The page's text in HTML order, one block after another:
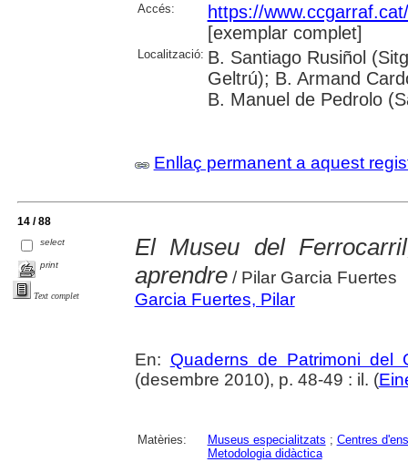
Accés:
https://
[exemplar complet]
Localització: B. Santiago Rusiñol
Geltrú); B. Armand
B. Manuel de Pedrolo
Enllaç permanent a aquest
14 / 88
select
print
Text complet
El Museu del
aprendre/ Pilar Garcia Fuertes
Garcia Fuertes, Pilar
En: Quaderns de Patrimoni del
(desembre 2010), p. 48-49 : il. (
Matèries: Museus especialitzats ; Centres
Metodologia didàctica